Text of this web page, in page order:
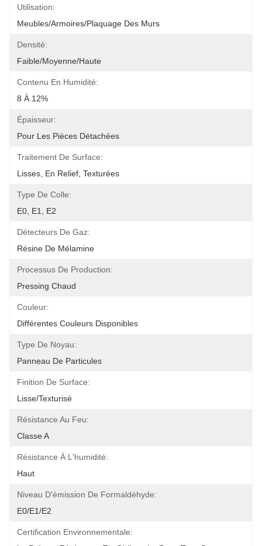
Utilisation:
Meubles/Armoires/Plaquage Des Murs
Densité:
Faible/moyenne/haute
Contenu En Humidité:
8 À 12%
Épaisseur:
Pour Les Pièces Détachées
Traitement De Surface:
Lisses, En Relief, Texturées
Type De Colle:
E0, E1, E2
Détecteurs De Gaz:
Résine De Mélamine
Processus De Production:
Pressing Chaud
Couleur:
Différentes Couleurs Disponibles
Type De Noyau:
Panneau De Particules
Finition De Surface:
Lisse/texturisé
Résistance Au Feu:
Classe A
Résistance À L'humidité:
Haut
Niveau D'émission De Formaldéhyde:
E0/E1/E2
Certification Environnementale: